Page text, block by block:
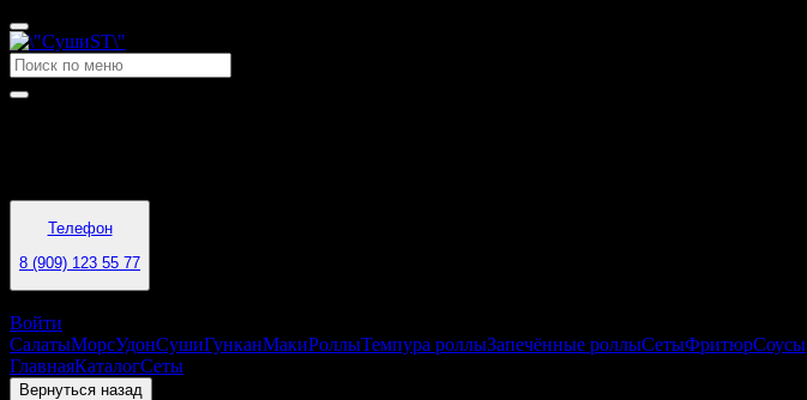
Телефон
8 (909) 123 55 77
Войти
СалатыМорсУдонСушиГунканМакиРоллыТемпура роллыЗапечённые роллыСетыФритюрСоусы
ГлавнаяКаталогСеты
Вернуться назад